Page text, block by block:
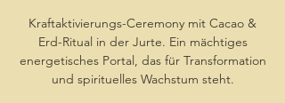
Kraftaktivierungs-Ceremony mit Cacao &
Erd-Ritual in der Jurte. Ein mächtiges
energetisches Portal, das für Transformation
und spirituelles Wachstum steht.